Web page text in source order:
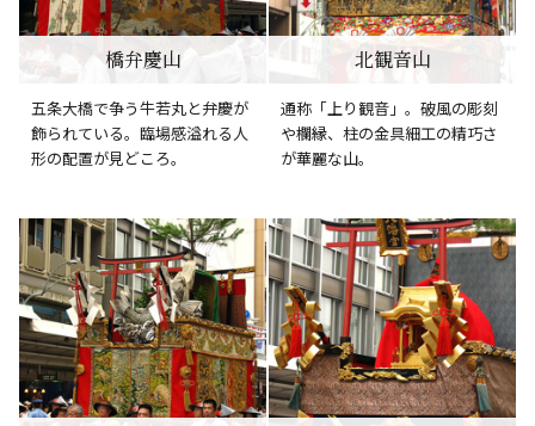
橋弁慶山
五条大橋で争う牛若丸と弁慶が
飾られている。臨場感溢れる人
形の配置が見どころ。
北観音山
通称「上り観音」。破風の彫刻
や欄縁、柱の金具細工の精巧さ
が華麗な山。